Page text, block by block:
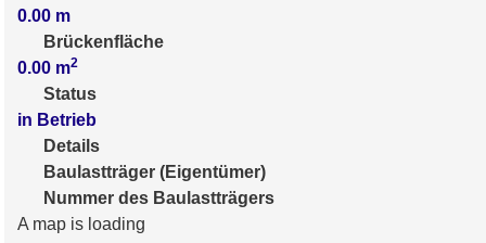
0.00 m
Brückenfläche
0.00 m2
Status
in Betrieb
Details
Baulastträger (Eigentümer)
Nummer des Baulastträgers
A map is loading